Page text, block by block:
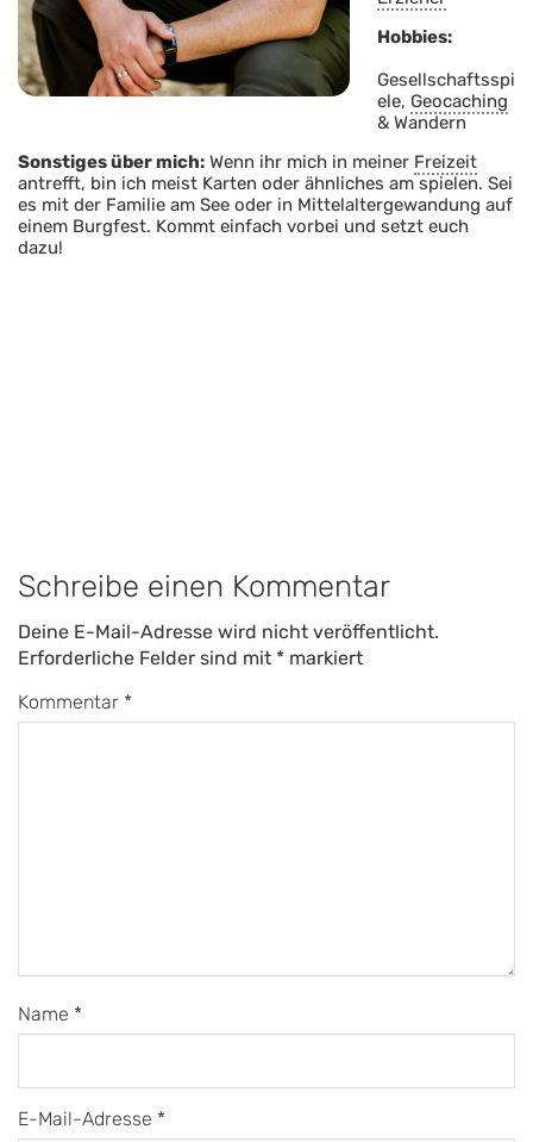
Hobbies:
Gesellschaftsspi
ele, Geocaching
& Wandern
Sonstiges über mich: Wenn ihr mich in meiner Freizeit
antrefft, bin ich meist Karten oder ähnliches am spielen. Sei
es mit der Familie am See oder in Mittelaltergewandung auf
einem Burgfest. Kommt einfach vorbei und setzt euch
dazu!
Schreibe einen Kommentar
Deine E-Mail-Adresse wird nicht veröffentlicht.
Erforderliche Felder sind mit * markiert
Kommentar *
Name *
E-Mail-Adresse *